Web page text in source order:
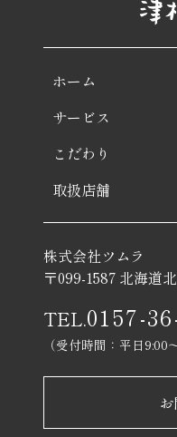
ホーム
サービス
こだわり
取扱店舗
株式会社ツムラ
〒099-1587 北海道
TEL.0157-
（受付時間：平日9:00